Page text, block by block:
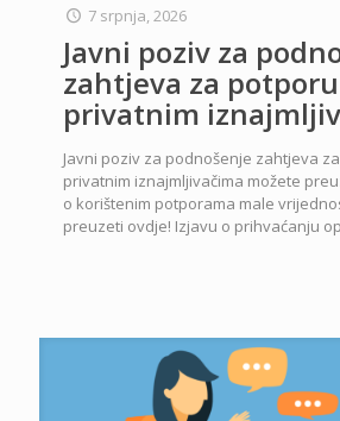
7 srpnja, 2026
Javni poziv za
zahtjeva za potporu
privatnim
Javni poziv za podnošenje zahtjeva
privatnim iznajmljivačima možete
o korištenim potporama male
preuzeti ovdje! Izjavu o prihvaćanju